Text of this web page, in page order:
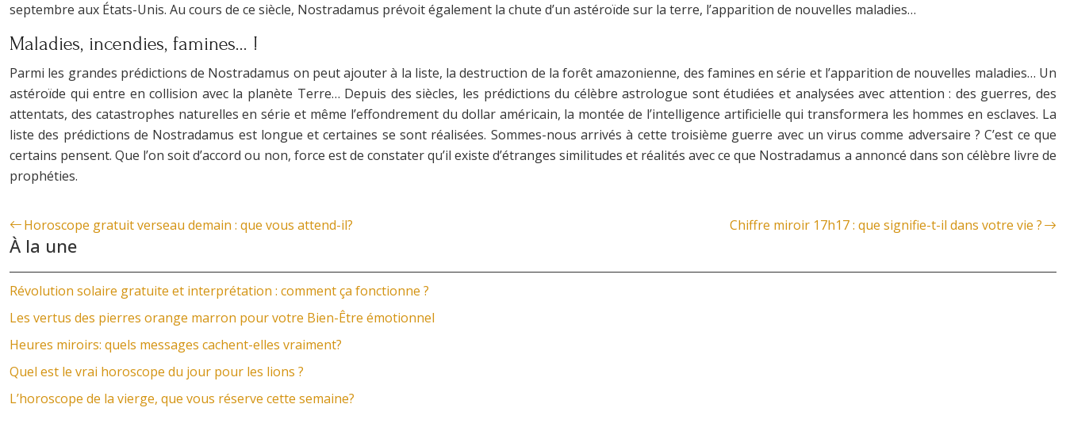
septembre aux États-Unis. Au cours de ce siècle, Nostradamus prévoit également la chute d’un astéroïde sur la terre, l’apparition de nouvelles maladies…
Maladies, incendies, famines… !
Parmi les grandes prédictions de Nostradamus on peut ajouter à la liste, la destruction de la forêt amazonienne, des famines en série et l’apparition de nouvelles maladies… Un
astéroïde qui entre en collision avec la planète Terre… Depuis des siècles, les prédictions du célèbre astrologue sont étudiées et analysées avec attention : des guerres, des
attentats, des catastrophes naturelles en série et même l’effondrement du dollar américain, la montée de l’intelligence artificielle qui transformera les hommes en esclaves. La
liste des prédictions de Nostradamus est longue et certaines se sont réalisées. Sommes-nous arrivés à cette troisième guerre avec un virus comme adversaire ? C’est ce que
certains pensent. Que l’on soit d’accord ou non, force est de constater qu’il existe d’étranges similitudes et réalités avec ce que Nostradamus a annoncé dans son célèbre livre de
prophéties.
Horoscope gratuit verseau demain : que vous attend-il? Chiffre miroir 17h17 : que signifie-t-il dans votre vie ?
À la une
Révolution solaire gratuite et interprétation : comment ça fonctionne ?
Les vertus des pierres orange marron pour votre Bien-Être émotionnel
Heures miroirs: quels messages cachent-elles vraiment?
Quel est le vrai horoscope du jour pour les lions ?
L’horoscope de la vierge, que vous réserve cette semaine?